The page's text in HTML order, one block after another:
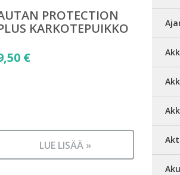
PROTECTION
KARKOTEPUIKKO
€
LUE LISÄÄ »